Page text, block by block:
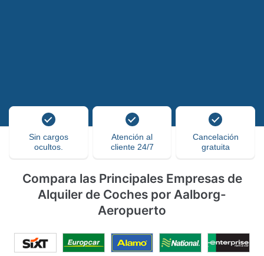
Sin cargos
ocultos.
Atención al
cliente 24/7
Cancelación
gratuita
Compara las Principales Empresas de
Alquiler de Coches por Aalborg-
Aeropuerto